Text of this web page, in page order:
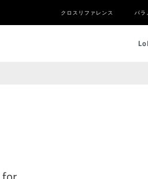
クロスリファレンス パラ
Lo